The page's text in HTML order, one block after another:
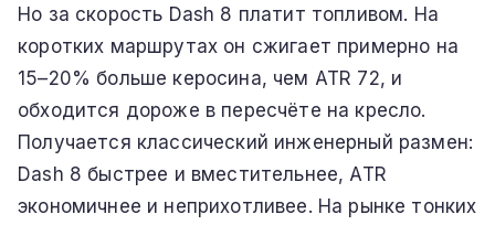
Но за скорость Dash 8 платит топливом. На
коротких маршрутах он сжигает примерно на
15–20% больше керосина, чем ATR 72, и
обходится дороже в пересчёте на кресло.
Получается классический инженерный размен:
Dash 8 быстрее и вместительнее, ATR
экономичнее и неприхотливее. На рынке тонких